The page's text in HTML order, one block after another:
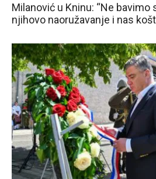
Milanović u Kninu: “Ne bavimo
njihovo naoružavanje i nas